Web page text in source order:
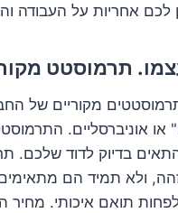
לכם אחריות על העבודה
מקוריים של
אוניברסליים.
בדיוק לדוד שלכם.
לפחות תואם איכותי.